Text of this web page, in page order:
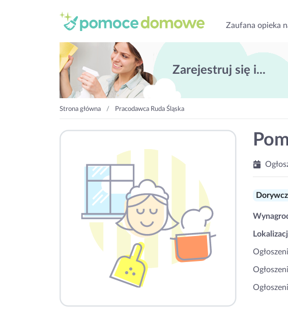
Zaufana opieka
Zarejestruj się i...
Strona główna Pracodawca Ruda Śląska